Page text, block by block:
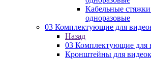
Кабельные
одноразовые
03 Комплектующие для
Назад
03 Комплектующие для
Кронштейны для